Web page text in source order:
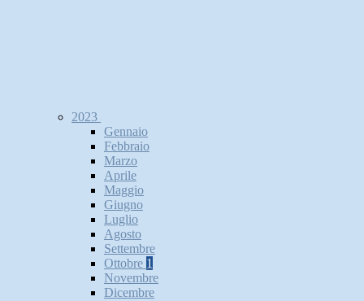
2023
Gennaio
Febbraio
Marzo
Aprile
Maggio
Giugno
Luglio
Agosto
Settembre
Ottobre 1
Novembre
Dicembre